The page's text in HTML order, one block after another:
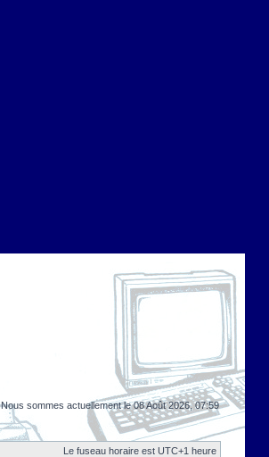
Nous sommes actuellement le 08 Août 2026, 07:59
Le fuseau horaire est UTC+1 heure